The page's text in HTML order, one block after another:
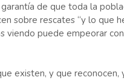
de que toda la
sobre rescates “y lo que
viendo puede empeorar
existen, y que